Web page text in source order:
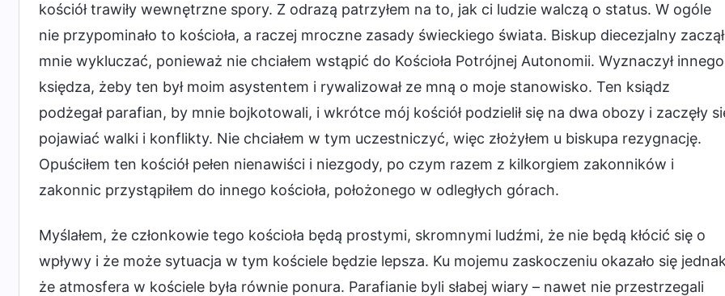
kościół trawiły wewnętrzne spory. Z odrazą patrzyłem na to, jak ci ludzie walczą o status. W ogóle
nie przypominało to kościoła, a raczej mroczne zasady świeckiego świata. Biskup diecezjalny zaczął
mnie wykluczać, ponieważ nie chciałem wstąpić do Kościoła Potrójnej Autonomii. Wyznaczył innego
księdza, żeby ten był moim asystentem i rywalizował ze mną o moje stanowisko. Ten ksiądz
podżegał parafian, by mnie bojkotowali, i wkrótce mój kościół podzielił się na dwa obozy i zaczęły
pojawiać walki i konflikty. Nie chciałem w tym uczestniczyć, więc złożyłem u biskupa rezygnację.
Opuściłem ten kościół pełen nienawiści i niezgody, po czym razem z kilkorgiem zakonników i
zakonnic przystąpiłem do innego kościoła, położonego w odległych górach.
Myślałem, że członkowie tego kościoła będą prostymi, skromnymi ludźmi, że nie będą kłócić się o
wpływy i że może sytuacja w tym kościele będzie lepsza. Ku mojemu zaskoczeniu okazało się
że atmosfera w kościele była równie ponura. Parafianie byli słabej wiary – nawet nie przestrzegali